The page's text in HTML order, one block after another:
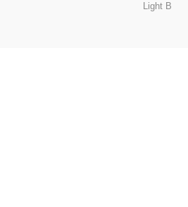
Light B